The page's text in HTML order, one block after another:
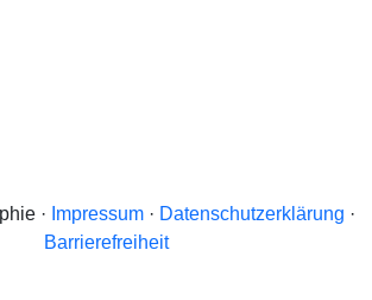
· Impressum· Datenschutzerklärung ·
Barrierefreiheit